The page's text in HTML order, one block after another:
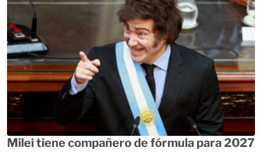
Milei tiene compañero de fórmula para 2027